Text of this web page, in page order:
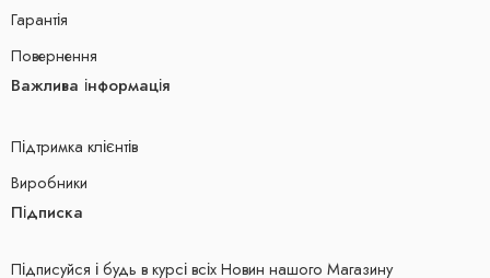
Гарантія
Повернення
Важлива інформація
Підтримка клієнтів
Виробники
Підписка
Підписуйся і будь в курсі всіх Новин нашого Магазину